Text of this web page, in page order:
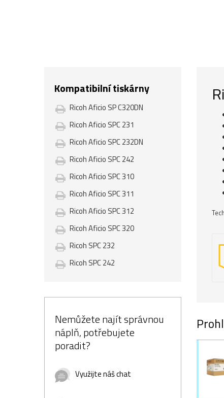
Kompatibilní tiskárny
Ricoh Aficio SP C320DN
Ricoh Aficio SPC 231
Ricoh Aficio SPC 232DN
Ricoh Aficio SPC 242
Ricoh Aficio SPC 310
Ricoh Aficio SPC 311
Ricoh Aficio SPC 312
Ricoh Aficio SPC 320
Ricoh SPC 232
Ricoh SPC 242
Nemůžete najít správnou
náplň, potřebujete
poradit?
Využijte náš chat